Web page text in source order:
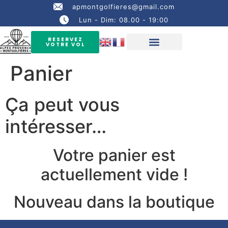
apmontgolfieres@gmail.com
Lun - Dim: 08.00 - 19:00
RESERVEZ
VOTRE VOL
Panier
Ça peut vous
intéresser…
Votre panier est
actuellement vide !
Nouveau dans la boutique